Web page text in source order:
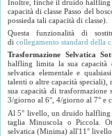
Inoltre, finché il druido halfling
capacità di classe Passo del
possieda tali capacità di classe).
Questa funzionalità di
di collegamento standard della
Trasformazione Selvatica
halfling limita la sua capacità
selvatica elementale e
talenti o altre capacità
sua capacità di
3/giorno al 6°, 4/giorno al 7° e
Al 5° livello, un druido halfling
taglia Minuscola o Piccola.
selvatica (Minima) all'11°